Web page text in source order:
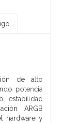
de alto
potencia
estabilidad
ARGB
hardware y